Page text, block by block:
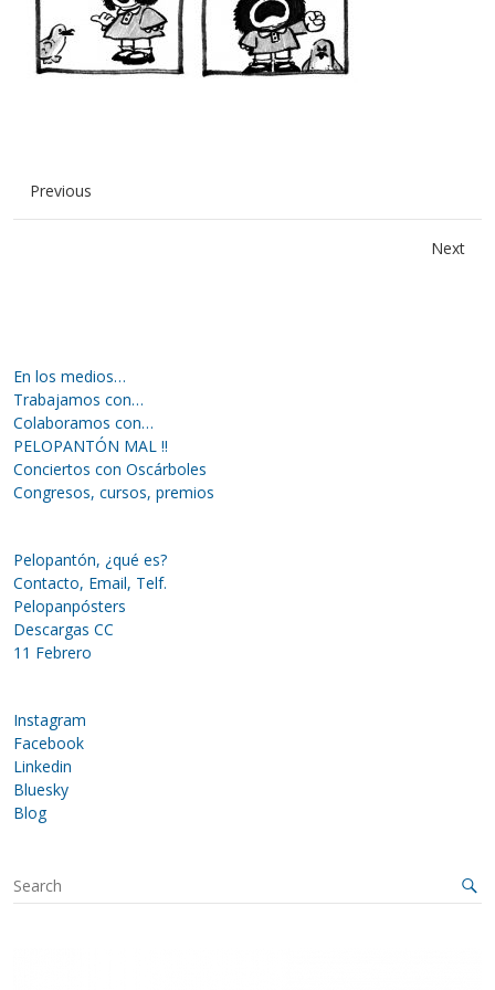
Previous
Next
En los medios…
Trabajamos con…
Colaboramos con…
PELOPANTÓN MAL !!
Conciertos con Oscárboles
Congresos, cursos, premios
Pelopantón, ¿qué es?
Contacto, Email, Telf.
Pelopanpósters
Descargas CC
11 Febrero
Instagram
Facebook
Linkedin
Bluesky
Blog
S
e